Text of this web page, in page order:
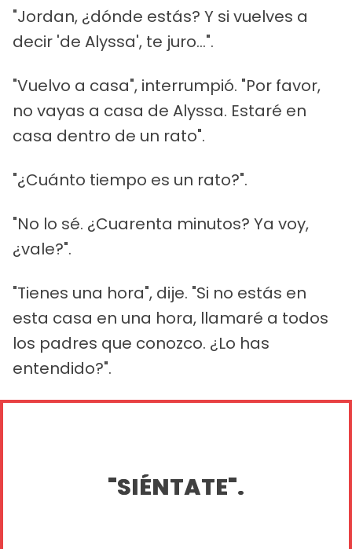
"Jordan, ¿dónde estás? Y si vuelves a
decir 'de Alyssa', te juro...".
"Vuelvo a casa", interrumpió. "Por favor,
no vayas a casa de Alyssa. Estaré en
casa dentro de un rato".
"¿Cuánto tiempo es un rato?".
"No lo sé. ¿Cuarenta minutos? Ya voy,
¿vale?".
"Tienes una hora", dije. "Si no estás en
esta casa en una hora, llamaré a todos
los padres que conozco. ¿Lo has
entendido?".
"SIÉNTATE".